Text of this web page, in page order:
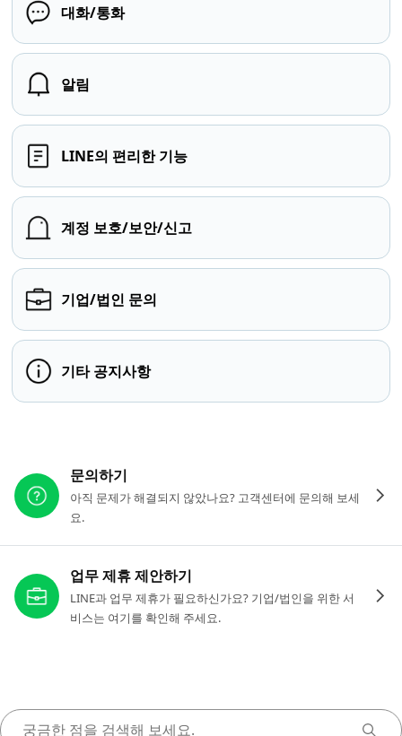
대화/통화
알림
LINE의 편리한 기능
계정 보호/보안/신고
기업/법인 문의
기타 공지사항
문의하기
아직 문제가 해결되지 않았나요? 고객센터에 문의해 보세
요.
업무 제휴 제안하기
LINE과 업무 제휴가 필요하신가요? 기업/법인을 위한 서
비스는 여기를 확인해 주세요.